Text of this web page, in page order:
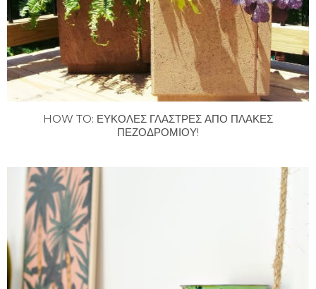
HOW TO: ΕΥΚΟΛΕΣ ΓΛΑΣΤΡΕΣ ΑΠΟ ΠΛΑΚΕΣ
ΠΕΖΟΔΡΟΜΙΟΥ!